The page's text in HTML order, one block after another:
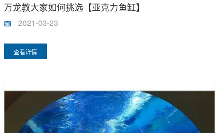
万龙教大家如何挑选【亚克力鱼缸】
2021-03-23
查看详情